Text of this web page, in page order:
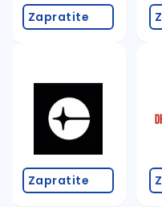
Zapratite
Zapratite